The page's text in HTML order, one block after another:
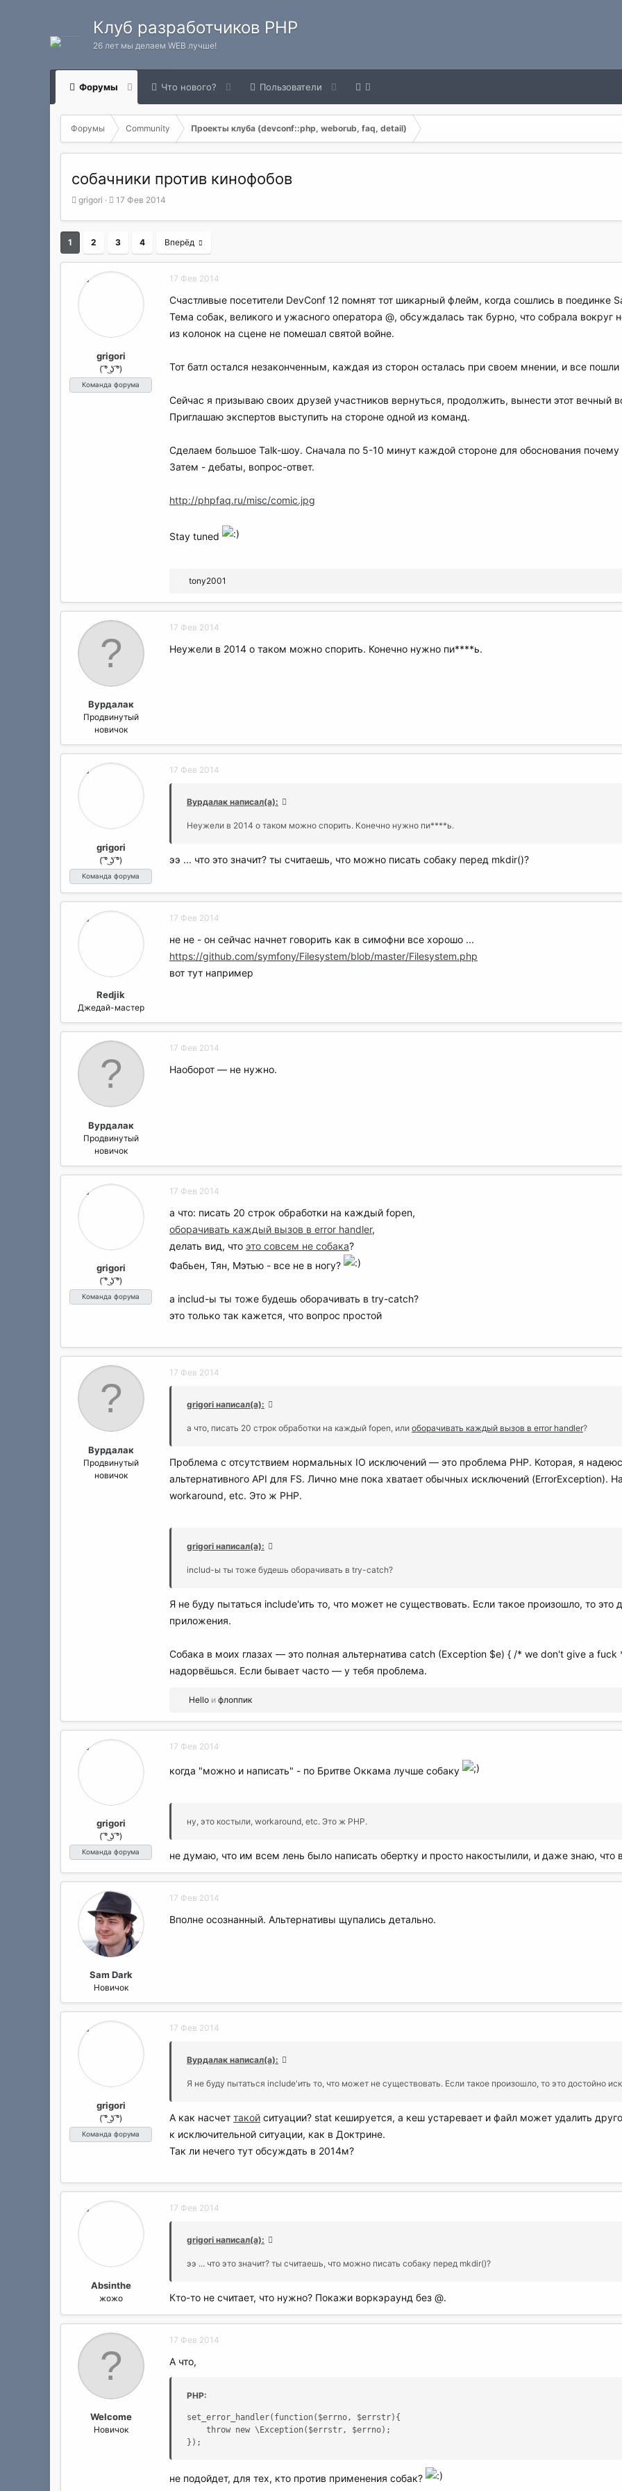
Клуб разработчиков PHP
26 лет мы делаем WEB лучше!
Форумы Что нового? Пользователи
Форумы Community Проекты клуба (devconf::php, weborub, faq, detail)
собачники против кинофобов
А
т
о
р
т
м
ы
grigori
Д
т
а
а
ч
17 Фев 2014
1 2 3 4 Вперёд
grigori
( ͡° ͜ʖ ͡°)
Команда форума
17 Фев 2014
Счастливые посетители DevConf 12 помнят тот шикарный флейм, когда сошлись в поединке
Тема собак, великого и ужасного оператора @, обсуждалась так бурно, что собрала
из колонок на сцене не помешал святой войне.
Тот батл остался незаконченным, каждая из сторон осталась при своем мнении, и все пошли
Сейчас я призываю своих друзей участников вернуться, продолжить, вынести этот вечный
Приглашаю экспертов выступить на стороне одной из команд.
Сделаем большое Talk-шоу. Сначала по 5-10 минут каждой стороне для обоснования
Затем - дебаты, вопрос-ответ.
http://phpfaq.ru/misc/comic.jpg
Stay tuned
Р
а
ц
и
tony2001
Вурдалак
Продвинутый
новичок
17 Фев 2014
Неужели в 2014 о таком можно спорить. Конечно нужно пи****ь.
grigori
( ͡° ͜ʖ ͡°)
Команда форума
17 Фев 2014
Вурдалак написал(а):
Неужели в 2014 о таком можно спорить. Конечно нужно пи****ь.
ээ ... что это значит? ты считаешь, что можно писать собаку перед mkdir()?
Redjik
Джедай-мастер
17 Фев 2014
не не - он сейчас начнет говорить как в симофни все хорошо ...
https://github.com/symfony/Filesystem/blob/master/Filesystem.php
вот тут например
Вурдалак
Продвинутый
новичок
17 Фев 2014
Наоборот — не нужно.
grigori
( ͡° ͜ʖ ͡°)
Команда форума
17 Фев 2014
а что: писать 20 строк обработки на каждый fopen,
оборачивать каждый вызов в error handler,
делать вид, что это совсем не собака?
Фабьен, Тян, Мэтью - все не в ногу?
а includ-ы ты тоже будешь оборачивать в try-catch?
это только так кажется, что вопрос простой
Вурдалак
Продвинутый
новичок
17 Фев 2014
grigori написал(а):
а что, писать 20 строк обработки на каждый fopen, или оборачивать каждый вызов в error handler?
Проблема с отсутствием нормальных IO исключений — это проблема PHP. Которая, я
альтернативного API для FS. Лично мне пока хватает обычных исключений (ErrorException).
workaround, etc. Это ж PHP.
grigori написал(а):
includ-ы ты тоже будешь оборачивать в try-catch?
Я не буду пытаться include'ить то, что может не существовать. Если такое произошло, то это
приложения.
Собака в моих глазах — это полная альтернатива catch (Exception $e) { /* we don't give a
надорвёшься. Если бывает часто — у тебя проблема.
Р
а
ц
и
Hello и флоппик
grigori
( ͡° ͜ʖ ͡°)
Команда форума
17 Фев 2014
когда "можно и написать" - по Бритве Оккама лучше собаку
ну, это костыли, workaround, etc. Это ж PHP.
не думаю, что им всем лень было написать обертку и просто накостылили, и даже знаю, что
Sam Dark
Новичок
17 Фев 2014
Вполне осознанный. Альтернативы щупались детально.
grigori
( ͡° ͜ʖ ͡°)
Команда форума
17 Фев 2014
Вурдалак написал(а):
Я не буду пытаться include'ить то, что может не существовать. Если такое произошло, то это достойно
А как насчет такой ситуации? stat кешируется, а кеш устаревает и файл может удалить
к исключительной ситуации, как в Доктрине.
Так ли нечего тут обсуждать в 2014м?
Absinthe
жожо
17 Фев 2014
grigori написал(а):
ээ ... что это значит? ты считаешь, что можно писать собаку перед mkdir()?
Кто-то не считает, что нужно? Покажи воркэраунд без @.
Welcome
Новичок
17 Фев 2014
А что,
PHP:
set_error_handler(function($errno, $errstr){
    throw new \Exception($errstr, $errno);
});
не подойдет, для тех, кто против применения собак?